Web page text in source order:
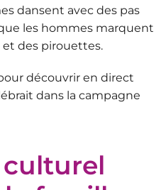
dansent avec des pas
les hommes marquent
et des pirouettes.
découvrir en direct
dans la campagne
culturel